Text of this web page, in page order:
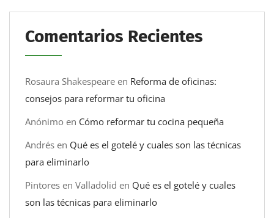
Comentarios Recientes
Rosaura Shakespeare en Reforma de oficinas:
consejos para reformar tu oficina
Anónimo en Cómo reformar tu cocina pequeña
Andrés en Qué es el gotelé y cuales son las técnicas
para eliminarlo
Pintores en Valladolid en Qué es el gotelé y cuales
son las técnicas para eliminarlo